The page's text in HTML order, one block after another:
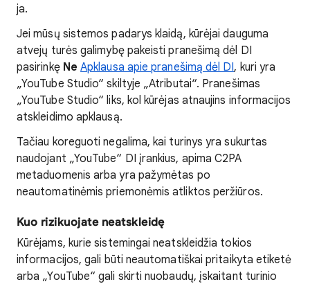
ja.
Jei mūsų sistemos padarys klaidą, kūrėjai dauguma
atvejų turės galimybę pakeisti pranešimą dėl DI
pasirinkę Ne Apklausa apie pranešimą dėl DI, kuri yra
„YouTube Studio“ skiltyje „Atributai“. Pranešimas
„YouTube Studio“ liks, kol kūrėjas atnaujins informacijos
atskleidimo apklausą.
Tačiau koreguoti negalima, kai turinys yra sukurtas
naudojant „YouTube“ DI įrankius, apima C2PA
metaduomenis arba yra pažymėtas po
neautomatinėmis priemonėmis atliktos peržiūros.
Kuo rizikuojate neatskleidę
Kūrėjams, kurie sistemingai neatskleidžia tokios
informacijos, gali būti neautomatiškai pritaikyta etiketė
arba „YouTube“ gali skirti nuobaudų, įskaitant turinio